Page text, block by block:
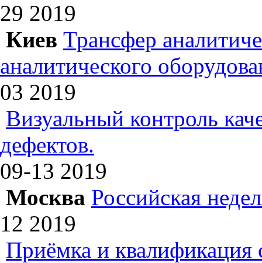
29 2019
Киев Трансфер
аналитического
03 2019
Визуальный контроль
дефектов.
09-13 2019
Москва Российская
12 2019
Приёмка и квалификация